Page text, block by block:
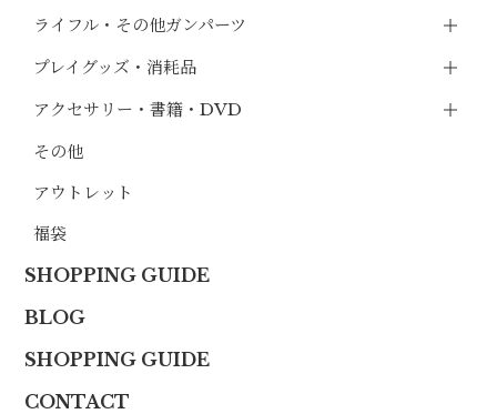
ライフル・その他ガンパーツ
プレイグッズ・消耗品
アクセサリー・書籍・DVD
その他
アウトレット
福袋
SHOPPING GUIDE
BLOG
SHOPPING GUIDE
CONTACT